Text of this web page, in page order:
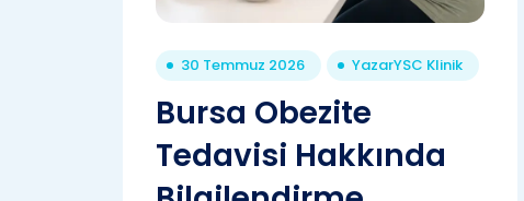
30 Temmuz 2026 YazarYSC Klinik
Bursa Obezite
Tedavisi Hakkında